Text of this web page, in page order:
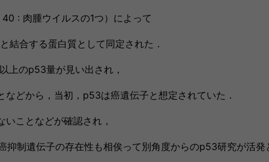
: 肉腫ウイルスの1つ）によって
合する蛋白質として同定された．
上のp53量が見い出され，
どから，当初，p53は癌遺伝子と想定されていた．
ことなどが確認され，
制遺伝子の存在性も相俟って別角度からのp53研究が活発